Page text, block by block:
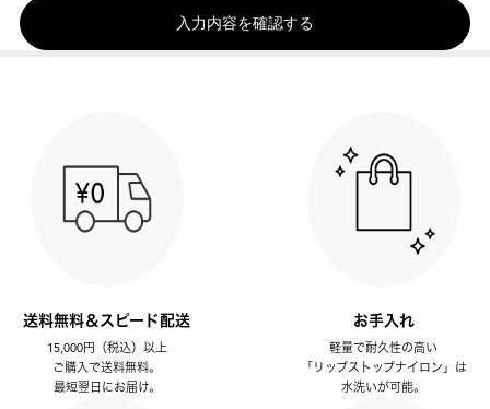
入力内容を確認する
送料無料＆スピード配送
15,000円（税込）以上
ご購入で送料無料。
最短翌日にお届け。
お手入れ
軽量で耐久性の高い
「リップストップナイロン」は
水洗いが可能。